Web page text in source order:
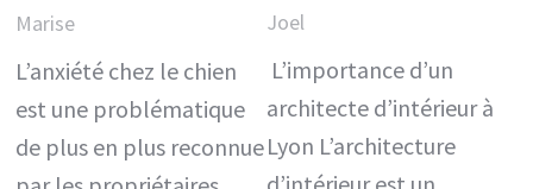
Marise
L’anxiété chez le chien
est une problématique
de plus en plus reconnue
Joel
L’importance d’un
architecte d’intérieur à
Lyon L’architecture